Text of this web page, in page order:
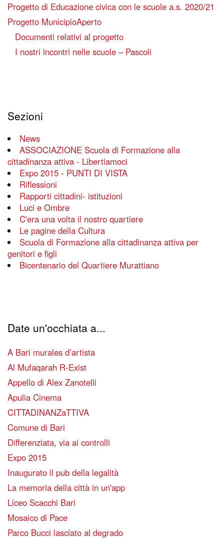
Progetto di Educazione civica con le scuole a.s. 2020/21
Progetto MunicipioAperto
Documenti relativi al progetto
I nostri incontri nelle scuole – Pascoli
Sezioni
News
ASSOCIAZIONE Scuola di Formazione alla
cittadinanza attiva - Libertiamoci
Expo 2015 - PUNTI DI VISTA
Riflessioni
Rapporti cittadini- istituzioni
Luci e Ombre
C'era una volta il nostro quartiere
Le pagine della Cultura
Scuola di Formazione alla cittadinanza attiva per
genitori e figli
Bicentenario del Quartiere Murattiano
Date un'occhiata a...
A Bari murales d’artista
Al Mufaqarah R-Exist
Appello di Alex Zanotelli
Apulia Cinema
CITTADINANZaTTIVA
Comune di Bari
Differenziata, via ai controlli
Expo 2015
Inaugurato il pub della legalità
La memoria della città in un'app
Liceo Scacchi Bari
Mosaico di Pace
Parco Bucci lasciato al degrado